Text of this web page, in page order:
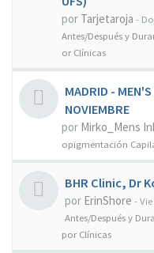
por Tarjetaroja -
Antes/Después y
or Clínicas
MADRID - MEN'S
NOVIEMBRE
por Mirko_Mens
opigmentación
BHR Clinic, Dr
por ErinShore -
Antes/Después y
por Clínicas